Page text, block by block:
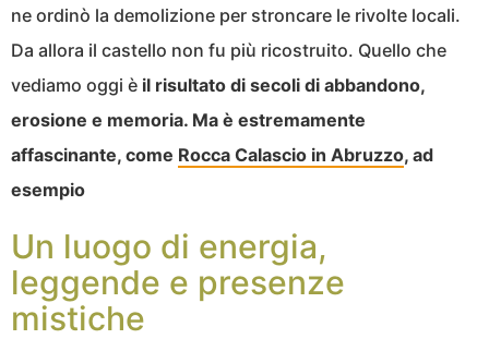
ne ordinò la demolizione per stroncare le rivolte locali.
Da allora il castello non fu più ricostruito. Quello che
vediamo oggi è il risultato di secoli di abbandono,
erosione e memoria. Ma è estremamente
affascinante, come Rocca Calascio in Abruzzo, ad
esempio
Un luogo di energia,
leggende e presenze
mistiche